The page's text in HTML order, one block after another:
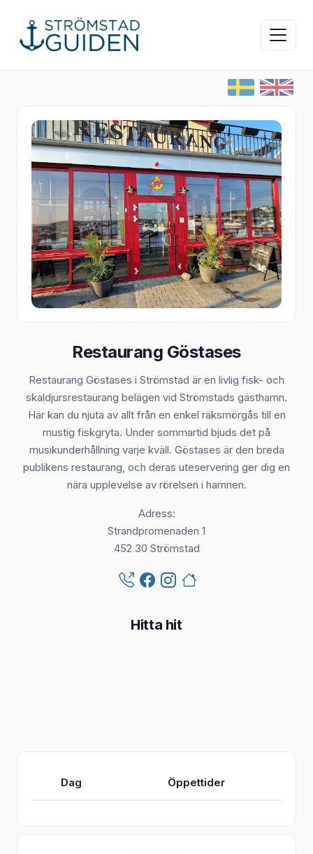
Restaurang Göstases
Restaurang Göstases i Strömstad är en livlig fisk- och
skaldjursrestaurang belägen vid Strömstads gästhamn.
Här kan du njuta av allt från en enkel räksmörgås till en
mustig fiskgryta. Under sommartid bjuds det på
musikunderhållning varje kväll. Göstases är den breda
publikens restaurang, och deras uteservering ger dig en
nära upplevelse av rörelsen i hamnen.
Adress:
Strandpromenaden 1
452 30 Strömstad
Hitta hit
Dag Öppettider